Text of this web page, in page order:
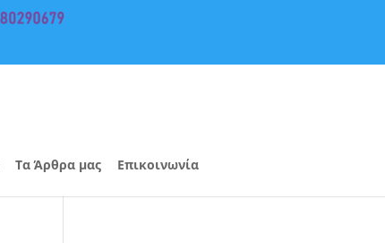
Τα Άρθρα μας Επικοινωνία